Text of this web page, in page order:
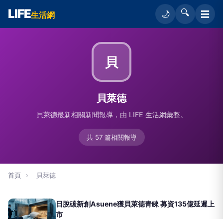
LIFE生活網 🌙 🔍 ☰
貝
貝萊德
貝萊德最新相關新聞報導，由 LIFE 生活網彙整。
共 57 篇相關報導
首頁 › 貝萊德
日脫碳新創Asuene獲貝萊德青睞 募資135億延遲上
市